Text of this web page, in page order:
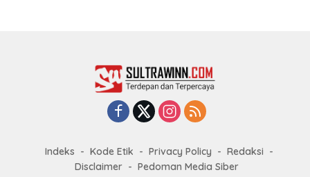
Indeks Kode Etik Privacy Policy
Redaksi
Disclaimer
Pedoman Media Siber